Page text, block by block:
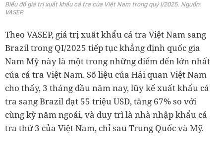
Biểu đồ giá trị xuất khẩu cá tra của Việt Nam trong quý I/2025. Nguồn:
VASEP.
Theo VASEP, giá trị xuất khẩu cá tra Việt Nam sang
Brazil trong QI/2025 tiếp tục khẳng định quốc gia
Nam Mỹ này là một trong những điểm đến lớn nhất
của cá tra Việt Nam. Số liệu của Hải quan Việt Nam
cho thấy, 3 tháng đầu năm nay, lũy kế xuất khẩu cá
tra sang Brazil đạt 55 triệu USD, tăng 67% so với
cùng kỳ năm ngoái, và duy trì là nhà nhập khẩu cá
tra thứ 3 của Việt Nam, chỉ sau Trung Quốc và Mỹ.